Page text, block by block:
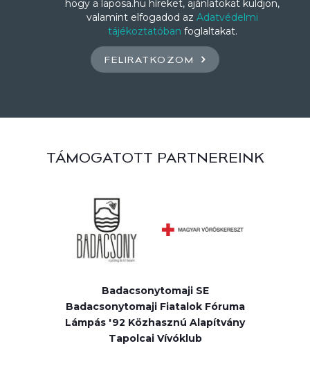
hogy a laposa.hu híreket, ajánlatokat küldjön,
valamint elfogadod az Adatvédelmi
tájékoztatóban foglaltakat.
FELIRATKOZOM
TÁMOGATOTT PARTNEREINK
Badacsonytomaji SE
Badacsonytomaji Fiatalok Fóruma
Lámpás '92 Közhasznú Alapítvány
Tapolcai Vívóklub